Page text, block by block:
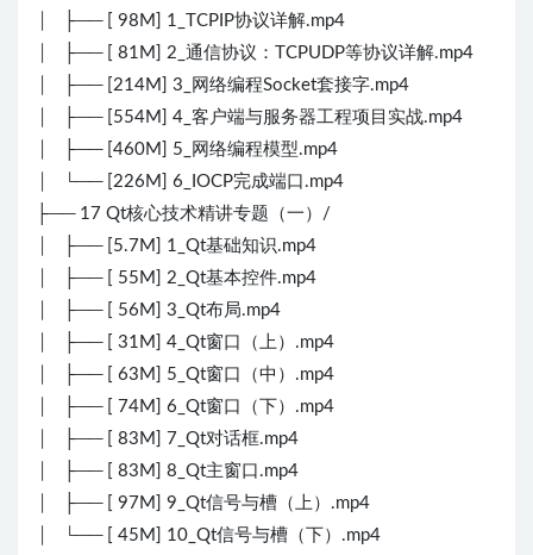
│ ├── [ 98M] 1_TCPIP协议详解.mp4
│ ├── [ 81M] 2_通信协议：TCPUDP等协议详解.mp4
│ ├── [214M] 3_网络编程Socket套接字.mp4
│ ├── [554M] 4_客户端与服务器工程项目实战.mp4
│ ├── [460M] 5_网络编程模型.mp4
│ └── [226M] 6_IOCP完成端口.mp4
├── 17 Qt核心技术精讲专题（一）/
│ ├── [5.7M] 1_Qt基础知识.mp4
│ ├── [ 55M] 2_Qt基本控件.mp4
│ ├── [ 56M] 3_Qt布局.mp4
│ ├── [ 31M] 4_Qt窗口（上）.mp4
│ ├── [ 63M] 5_Qt窗口（中）.mp4
│ ├── [ 74M] 6_Qt窗口（下）.mp4
│ ├── [ 83M] 7_Qt对话框.mp4
│ ├── [ 83M] 8_Qt主窗口.mp4
│ ├── [ 97M] 9_Qt信号与槽（上）.mp4
│ └── [ 45M] 10_Qt信号与槽（下）.mp4